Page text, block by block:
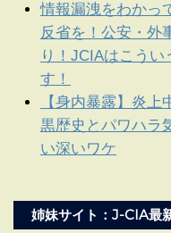
情報漏洩をわかっ
反省を！公安・外
り！JCIAはこうい
す！
【身内暴露】炎
黒歴史とパワハラ
い深いワケ
姉妹サイト：J-CIA最